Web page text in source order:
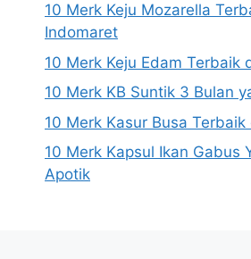
10 Merk Keju Mozarella
Indomaret
10 Merk Keju Edam Terbaik
10 Merk KB Suntik 3 Bulan
10 Merk Kasur Busa
10 Merk Kapsul Ikan Gabus
Apotik